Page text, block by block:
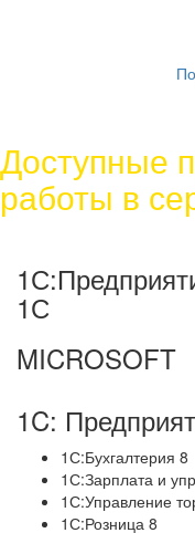
Доступные
работы в
1С
MICROSOFT
1C:
1С:Бухгалтерия 8
1С:Зарплата и
1С:Управление
1С:Розница 8